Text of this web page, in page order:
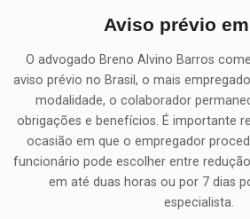
Aviso prévio
O advogado Breno Alvino Barros
aviso prévio no Brasil, o mais
modalidade, o colaborador
obrigações e benefícios. É importante
ocasião em que o empregador
funcionário pode escolher entre
em até duas horas ou por 7 dias
especialista.